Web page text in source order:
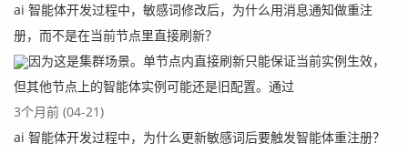
ai 智能体开发过程中，敏感词修改后，为什么用消息通知做重注
册，而不是在当前节点里直接刷新？
因为这是集群场景。单节点内直接刷新只能保证当前实例生效，
但其他节点上的智能体实例可能还是旧配置。通过
3个月前 (04-21)
ai 智能体开发过程中，为什么更新敏感词后要触发智能体重注册？